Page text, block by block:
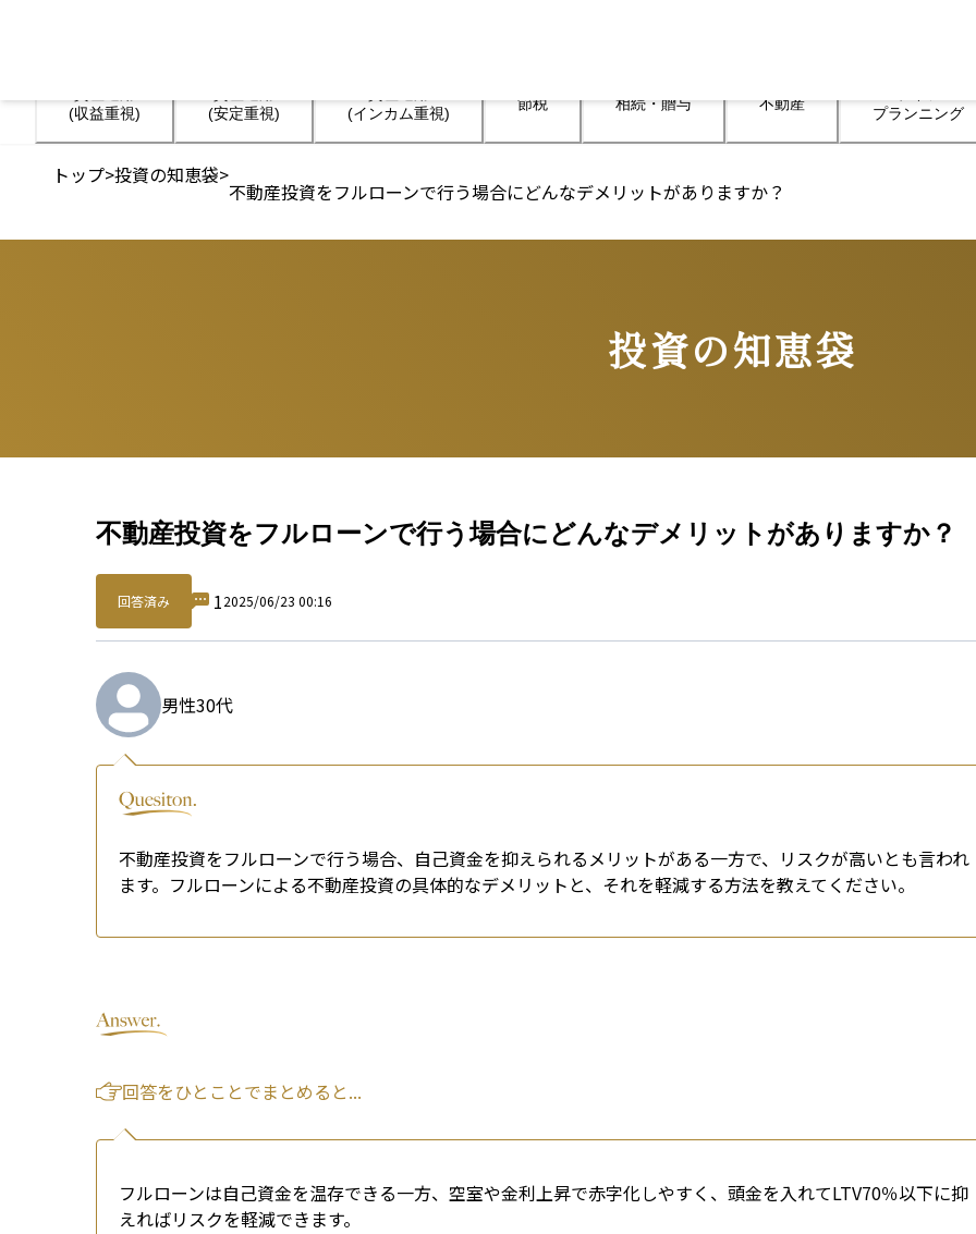
(収益重視)
(安定重視)
(インカム重視)
節税 相続・贈与 不動産
プランニング
トップ>投資の知恵袋>
不動産投資をフルローンで行う場合にどんなデメリットがありますか？
投資の知恵袋
不動産投資をフルローンで行う場合にどんなデメリットがありますか？
回答済み 12025/06/23 00:16
男性30代
不動産投資をフルローンで行う場合、自己資金を抑えられるメリットがある一方で、リスクが高いとも言われ
ます。フルローンによる不動産投資の具体的なデメリットと、それを軽減する方法を教えてください。
回答をひとことでまとめると...
フルローンは自己資金を温存できる一方、空室や金利上昇で赤字化しやすく、頭金を入れてLTV70％以下に抑
えればリスクを軽減できます。